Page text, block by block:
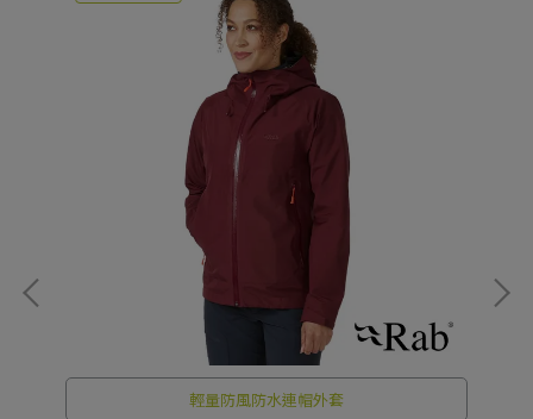
輕量防風防水連帽外套